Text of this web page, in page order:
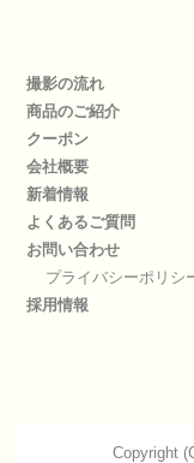
撮影の流れ
商品のご紹介
クーポン
会社概要
新着情報
よくあるご質問
お問い合わせ
プライバシーポリシ
採用情報
Copyright